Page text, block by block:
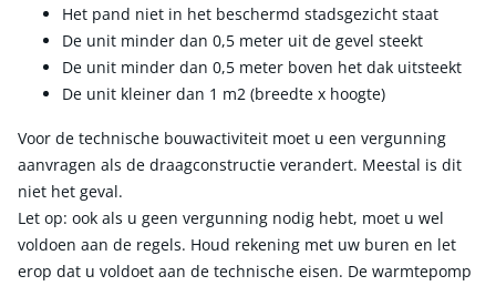
Het pand niet in het beschermd stadsgezicht staat
De unit minder dan 0,5 meter uit de gevel steekt
De unit minder dan 0,5 meter boven het dak uitsteekt
De unit kleiner dan 1 m2 (breedte x hoogte)
Voor de technische bouwactiviteit moet u een vergunning
aanvragen als de draagconstructie verandert. Meestal is dit
niet het geval.
Let op: ook als u geen vergunning nodig hebt, moet u wel
voldoen aan de regels. Houd rekening met uw buren en let
erop dat u voldoet aan de technische eisen. De warmtepomp